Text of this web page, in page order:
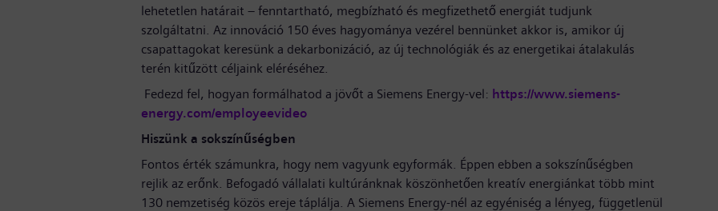
lehetetlen határait – fenntartható, megbízható és megfizethető energiát tudjunk
szolgáltatni. Az innováció 150 éves hagyománya vezérel bennünket akkor is, amikor új
csapattagokat keresünk a dekarbonizáció, az új technológiák és az energetikai átalakulás
terén kitűzött céljaink eléréséhez.
Fedezd fel, hogyan formálhatod a jövőt a Siemens Energy-vel: https://www.siemens-
energy.com/employeevideo
Hiszünk a sokszínűségben
Fontos érték számunkra, hogy nem vagyunk egyformák. Éppen ebben a sokszínűségben
rejlik az erőnk. Befogadó vállalati kultúránknak köszönhetően kreatív energiánkat több mint
130 nemzetiség közös ereje táplálja. A Siemens Energy-nél az egyéniség a lényeg, függetlenül